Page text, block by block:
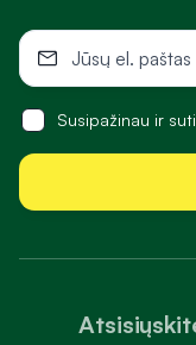
Susipažinau ir